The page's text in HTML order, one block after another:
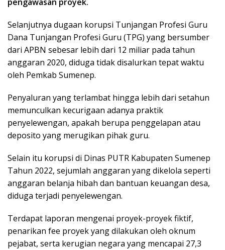
pengawasan proyek.
Selanjutnya dugaan korupsi Tunjangan Profesi Guru
Dana Tunjangan Profesi Guru (TPG) yang bersumber
dari APBN sebesar lebih dari 12 miliar pada tahun
anggaran 2020, diduga tidak disalurkan tepat waktu
oleh Pemkab Sumenep.
Penyaluran yang terlambat hingga lebih dari setahun
memunculkan kecurigaan adanya praktik
penyelewengan, apakah berupa penggelapan atau
deposito yang merugikan pihak guru.
Selain itu korupsi di Dinas PUTR Kabupaten Sumenep
Tahun 2022, sejumlah anggaran yang dikelola seperti
anggaran belanja hibah dan bantuan keuangan desa,
diduga terjadi penyelewengan.
Terdapat laporan mengenai proyek-proyek fiktif,
penarikan fee proyek yang dilakukan oleh oknum
pejabat, serta kerugian negara yang mencapai 27,3